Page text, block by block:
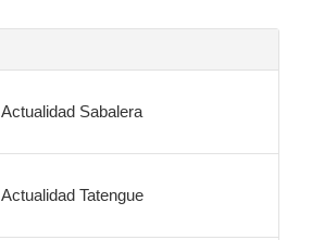
Actualidad Sabalera
Actualidad Tatengue